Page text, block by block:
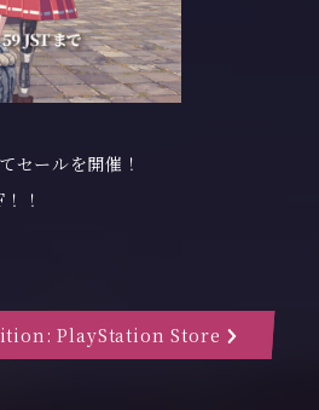
ールを開催！
！！
PlayStation Store